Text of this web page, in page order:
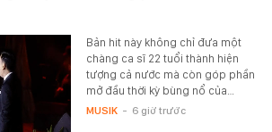
Bản hit này không chỉ đưa một
chàng ca sĩ 22 tuổi thành hiện
tượng cả nước mà còn góp phần
mở đầu thời kỳ bùng nổ của…
MUSIK - 6 giờ trước